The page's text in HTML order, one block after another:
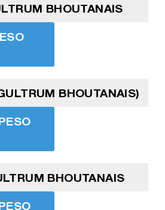
BHOUTANAIS
BHOUTANAIS)
BHOUTANAIS